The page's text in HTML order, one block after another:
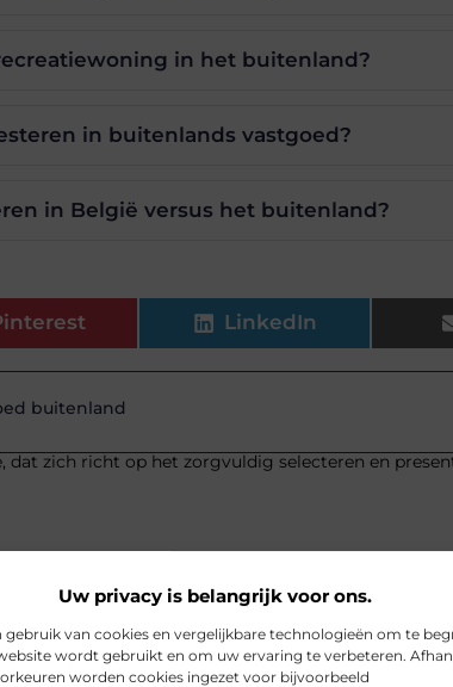
Uw privacy is belangrijk voor ons.
gebruik van cookies en vergelijkbare technologieën om te
wordt gebruikt en om uw ervaring te verbeteren.
worden cookies ingezet voor bijvoorbeeld
in het buitenland?
in buitenlands vastgoed?
in België versus het buitenland?
LinkedIn
buitenland
zich richt op het zorgvuldig selecteren en